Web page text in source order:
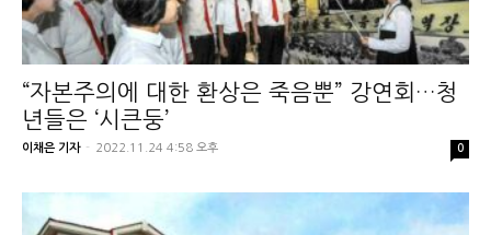
“자본주의에 대한 환상은 죽음뿐” 강연회…청
년들은 ‘시큰둥’
이채은 기자 - 2022.11.24 4:58 오후 0